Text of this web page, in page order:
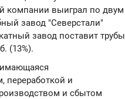
компании выиграл по двум
завод "Северстали"
завод поставит трубы
(13%).
переработкой и
и сбытом